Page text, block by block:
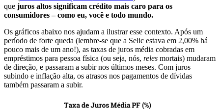
que juros altos significam crédito mais caro para os
consumidores – como eu, você e todo mundo.
Os gráficos abaixo nos ajudam a ilustrar esse contexto. Após um
período de forte queda (lembre-se que a Selic estava em 2,00% há
pouco mais de um ano!), as taxas de juros média cobradas em
empréstimos para pessoa física (ou seja, nós, reles mortais) mudaram
de direção, e passaram a subir nos últimos meses. Com juros
subindo e inflação alta, os atrasos nos pagamentos de dívidas
também passaram a subir.